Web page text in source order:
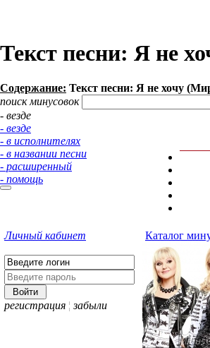
Текст песни: Я не
Содержание: Текст песни: Я не хочу
поиск минусовок
- везде
- везде
- в исполнителях
- в названии песни
- расширенный
- помощь
Личный кабинет
регистрация ¦ забыли
Каталог